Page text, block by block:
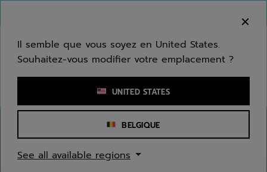
Saisir un mot clé ou un numéro d'article
« L’objectif, c’est numéro un mondial » – Cameron
Il semble que vous soyez en United States.
Souhaitez-vous modifier votre emplacement ?
UNITED STATES
BELGIQUE
See all available regions